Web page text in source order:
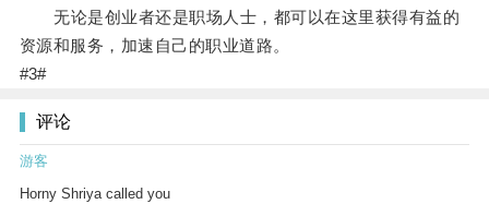
无论是创业者还是职场人士，都可以在这里获得有益的
资源和服务，加速自己的职业道路。
#3#
评论
游客
Horny Shriya called you